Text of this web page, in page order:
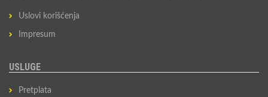
Uslovi korišćenja
Impresum
USLUGE
Pretplata